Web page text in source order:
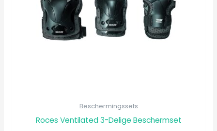
Beschermingssets
Roces Ventilated 3-Delige Beschermset
optie
kan
gekozen